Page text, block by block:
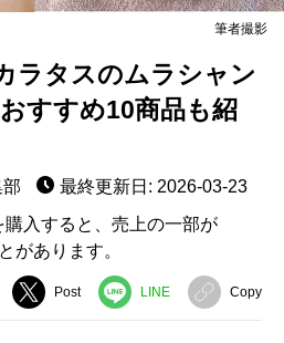
筆者撮影
ラタスのムラシャン
すすめ10商品も紹
最終更新日: 2026-03-23
入すると、売上の一部が
があります。
Post LINE Copy